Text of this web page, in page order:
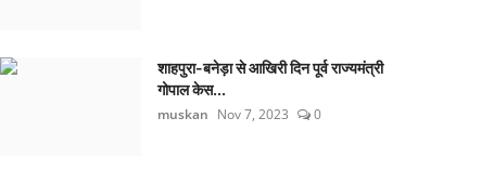
शाहपुरा-बनेड़ा से आखिरी दिन पूर्व राज्यमंत्री
गोपाल केस...
muskan Nov 7, 2023 0